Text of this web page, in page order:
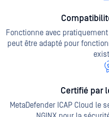
Fonctionne avec
peut être adapté pour
Certifié par
MetaDefender ICAP Cloud